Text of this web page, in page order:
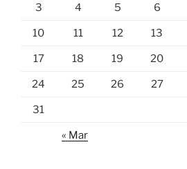
3 4 5 6
10 11 12 13
17 18 19 20
24 25 26 27
31
« Mar